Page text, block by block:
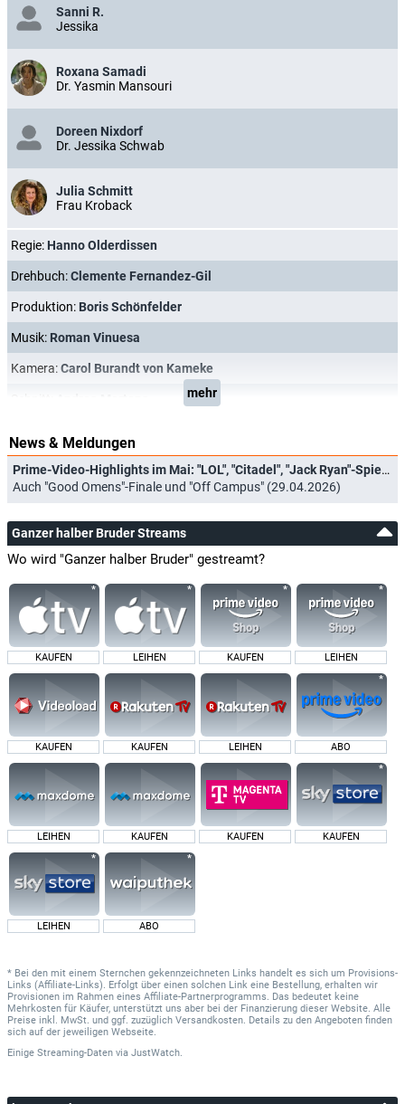
Sanni R.
Jessika
Roxana Samadi
Dr. Yasmin Mansouri
Doreen Nixdorf
Dr. Jessika Schwab
Julia Schmitt
Frau Kroback
Regie: Hanno Olderdissen
Drehbuch:Clemente Fernandez-Gil
Produktion: Boris Schönfelder
Musik: Roman Vinuesa
Kamera:Carol Burandt von Kameke
mehr
News & Meldungen
Prime-Video-Highlights im Mai: "LOL", "Citadel", "Jack Ryan"-Spielfilm und "Spider-Noir"
Auch "Good Omens"-Finale und "Off Campus" (29.04.2026)
Ganzer halber Bruder Streams
Wo wird "Ganzer halber Bruder" gestreamt?
KAUFEN LEIHEN KAUFEN LEIHEN
KAUFEN KAUFEN LEIHEN ABO
LEIHEN KAUFEN KAUFEN KAUFEN
LEIHEN ABO
* Bei den mit einem Sternchen gekennzeichneten Links handelt es sich um Provisions-
Links (Affiliate-Links). Erfolgt über einen solchen Link eine Bestellung, erhalten wir
Provisionen im Rahmen eines Affiliate-Partnerprogramms. Das bedeutet keine
Mehrkosten für Käufer, unterstützt uns aber bei der Finanzierung dieser Website. Alle
Preise inkl. MwSt. und ggf. zuzüglich Versandkosten. Details zu den Angeboten finden
sich auf der jeweiligen Webseite.
Einige Streaming-Daten via JustWatch.